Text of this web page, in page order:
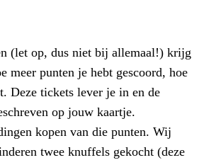
(let op, dus niet bij allemaal!) krijg
meer punten je hebt gescoord, hoe
Deze tickets lever je in en de
op jouw kaartje.
kopen van die punten. Wij
twee knuffels gekocht (deze